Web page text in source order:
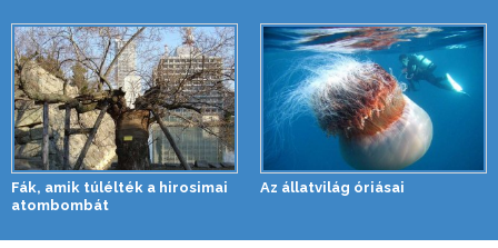
Fák, amik túlélték a hirosimai
atombombát
Az állatvilág óriásai